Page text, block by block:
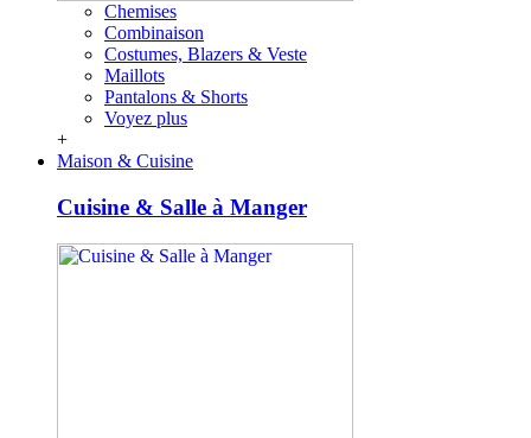
Chemises
Combinaison
Costumes, Blazers & Veste
Maillots
Pantalons & Shorts
Voyez plus
+
Maison & Cuisine
Cuisine & Salle à Manger